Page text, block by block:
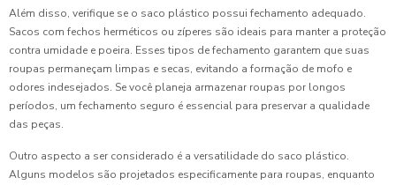
Além disso, verifique se o saco plástico possui fechamento adequado.
Sacos com fechos herméticos ou zíperes são ideais para manter a proteção
contra umidade e poeira. Esses tipos de fechamento garantem que suas
roupas permaneçam limpas e secas, evitando a formação de mofo e
odores indesejados. Se você planeja armazenar roupas por longos
períodos, um fechamento seguro é essencial para preservar a qualidade
das peças.
Outro aspecto a ser considerado é a versatilidade do saco plástico.
Alguns modelos são projetados especificamente para roupas, enquanto